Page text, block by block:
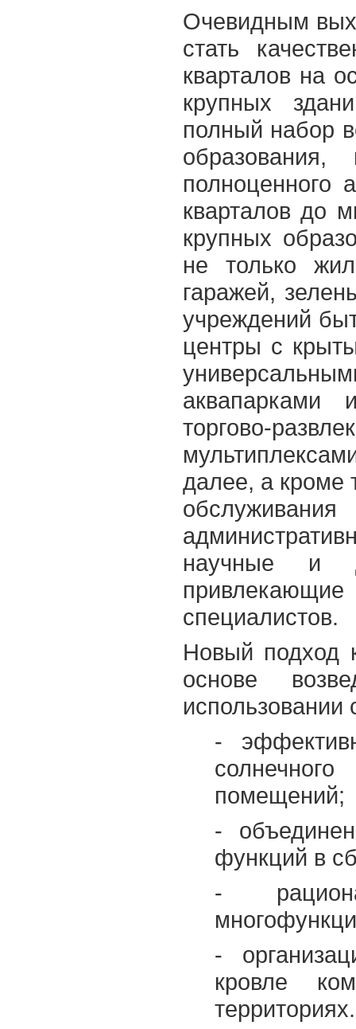
Очевидным
стать
кварталов на
крупных
полный набор
полноценного
кварталов до
крупных
не только
гаражей,
учреждений
центры с
торгово-
далее, а кроме
научные и
специалистов.
Новый подход
основе
-
помещений;
-
функций в
-
-
кровле
территориях.